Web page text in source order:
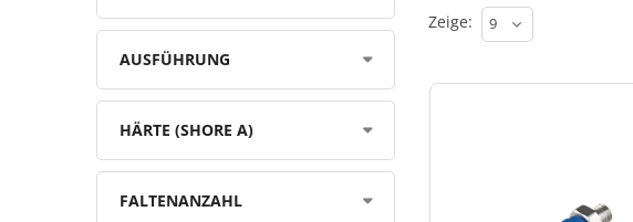
AUSFÜHRUNG
HÄRTE (SHORE A)
FALTENANZAHL
Zeige: